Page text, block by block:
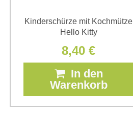
Kinderschürze mit Kochmütze
Hello Kitty
8,40 €
In den
Warenkorb